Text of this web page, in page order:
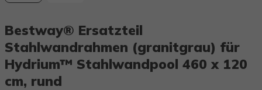
Bestway® Ersatzteil
Stahlwandrahmen (granitgrau) für
Hydrium™ Stahlwandpool 460 x 120
cm, rund